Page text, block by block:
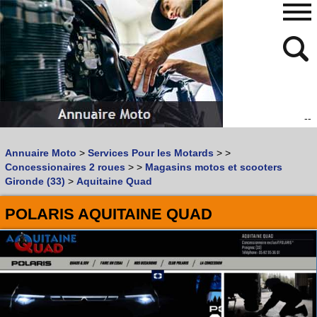
--
Vous recherchez un garage MOTOouSCOOTER
Quoi :
Où :
Trouver un garage Moto !
Retrouvez dans votre VILLE
les bonnes adresses deL'ANNUAIRE MOTO & SCOOTER
480
768
Annuaire Moto > Services Pour les Motards > >
Concessionaires 2 roues > > Magasins motos et scooters
Gironde (33) > Aquitaine Quad
POLARIS AQUITAINE QUAD